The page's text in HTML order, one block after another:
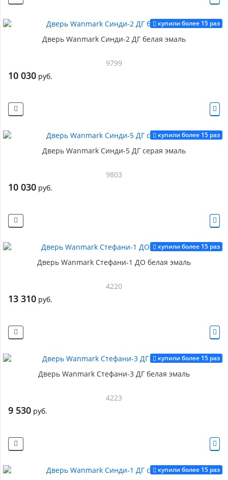
купили более 15 раз
Дверь Wanmark Синди-2 ДГ белая эмаль
9799
10 030 руб.
купили более 15 раз
Дверь Wanmark Синди-5 ДГ серая эмаль
9803
10 030 руб.
купили более 15 раз
Дверь Wanmark Стефани-1 ДО белая эмаль
4220
13 310 руб.
купили более 15 раз
Дверь Wanmark Стефани-3 ДГ белая эмаль
4223
9 530 руб.
купили более 15 раз